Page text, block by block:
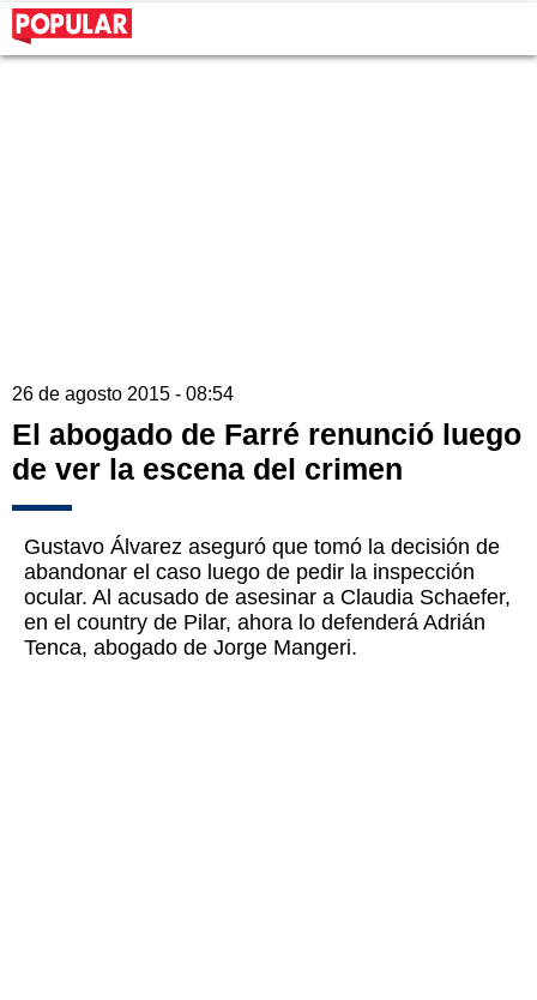
26 de agosto 2015 - 08:54
El abogado de Farré renunció luego
de ver la escena del crimen
Gustavo Álvarez aseguró que tomó la decisión de
abandonar el caso luego de pedir la inspección
ocular. Al acusado de asesinar a Claudia Schaefer,
en el country de Pilar, ahora lo defenderá Adrián
Tenca, abogado de Jorge Mangeri.